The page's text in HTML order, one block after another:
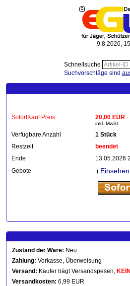
9.8.2026,
Schnellsuche
Suchvorschläge sind
SofortKauf Preis 20,00 EUR
inkl. MwSt.
Verfügbare Anzahl
1 Stück
Restzeit
beendet
Ende
13.05.2026
Gebote
( Einsehen
Zustand der Ware: Neu
Zahlung: Vorkasse, Überweisung
Versand: Käufer trägt Versandspesen, KEIN
Versandkosten: 6,99 EUR